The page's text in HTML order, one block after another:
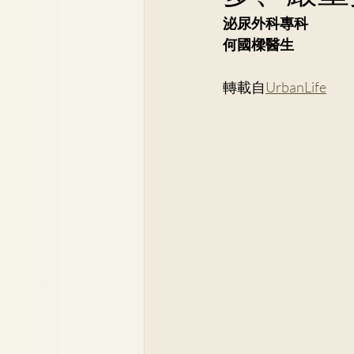
Dr. Lee Yue Kit
Dr. Wong Ping Hong, Derek
泌尿外科專科
何國樑醫生
轉載自UrbanLife